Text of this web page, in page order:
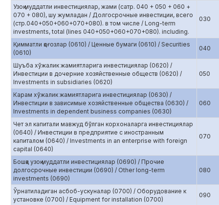
Узоқ муддатли инвестициялар, жами (сатр. 040 + 050 + 060 +
070 + 080), шу жумладан / Долгосрочные инвестиции, всего
(стр.040+050+060+070+080). в том числе / Long-term
investments, total (lines 040+050+060+070+080). including.
030
Қимматли қоғозлар (0610) / Ценные бумаги (0610) / Securities
(0610)
040
Шуъба хўжалик жамиятларига инвестициялар (0620) /
Инвестиции в дочерние хозяйственные обществ (0620) /
Investments in subsidiaries (0620)
050
Карам хўжалик жамиятларига инвестициялар (0630) /
Инвестиции в зависимые хозяйственные общества (0630) /
Investments in dependent business companies (0630)
060
Чет эл капитали мавжуд бўлган корхоналарга инвестициялар
(0640) / Инвестиции в предприятие с иностранным
капиталом (0640) / Investments in an enterprise with foreign
capital (0640)
070
Бошқа узоқ муддатли инвестициялар (0690) / Прочие
долгосрочные инвестиции (0690) / Other long-term
investments (0690)
080
Ўрнатиладиган асбоб-ускуналар (0700) / Оборудование к
установке (0700) / Equipment for installation (0700)
090